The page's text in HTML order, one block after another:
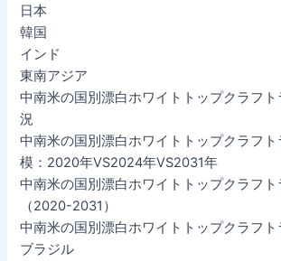
日本
韓国
インド
東南アジア
中南米の国別漂白ホワイトトップクラフ
況
中南米の国別漂白ホワイトトップクラフト
模：2020年VS2024年VS2031年
中南米の国別漂白ホワイトトップクラフ
（2020-2031）
中南米の国別漂白ホワイトトップクラフト
ブラジル